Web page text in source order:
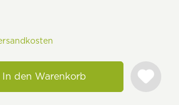
In den Warenkorb